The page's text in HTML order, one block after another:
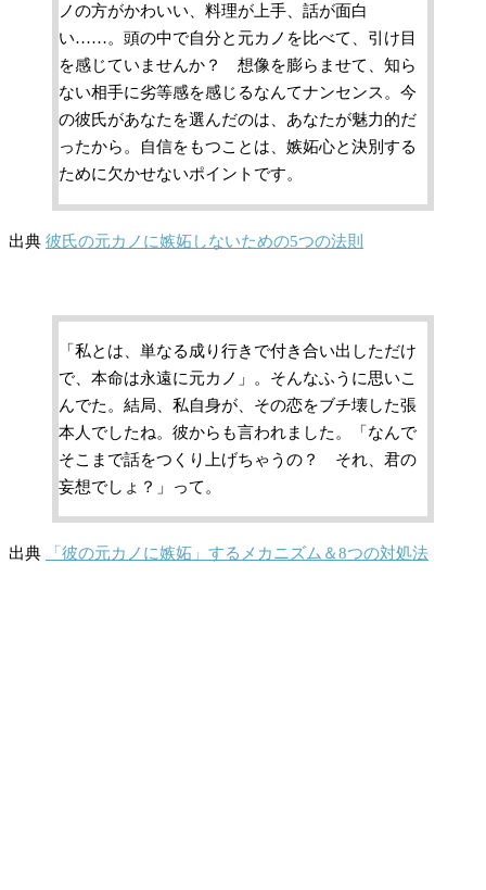
ノの方がかわいい、料理が上手、話が面白
い……。頭の中で自分と元カノを比べて、引け目
を感じていませんか？ 想像を膨らませて、知ら
ない相手に劣等感を感じるなんてナンセンス。今
の彼氏があなたを選んだのは、あなたが魅力的だ
ったから。自信をもつことは、嫉妬心と決別する
ために欠かせないポイントです。
出典 彼氏の元カノに嫉妬しないための5つの法則
「私とは、単なる成り行きで付き合い出しただけ
で、本命は永遠に元カノ」。そんなふうに思いこ
んでた。結局、私自身が、その恋をブチ壊した張
本人でしたね。彼からも言われました。「なんで
そこまで話をつくり上げちゃうの？ それ、君の
妄想でしょ？」って。
出典 「彼の元カノに嫉妬」するメカニズム＆8つの対処法